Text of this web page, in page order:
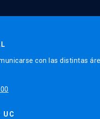
con las distintas
UC